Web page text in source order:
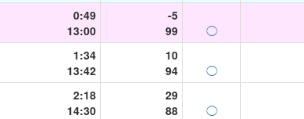
0:49
13:00
-5
99
◯
1:34
13:42
10
94
◯
2:18
14:30
29
88
◯